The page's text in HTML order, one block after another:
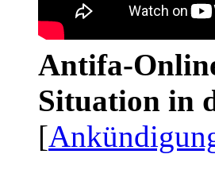
Antifa-
Situation in
[